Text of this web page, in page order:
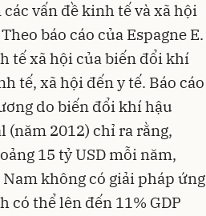
vấn đề kinh tế và xã hội
báo cáo của Espagne E.
tế xã hội của biến đổi khí
tế, xã hội đến y tế. Báo cáo
do biến đổi khí hậu
(năm 2012) chỉ ra rằng,
15 tỷ USD mỗi năm,
không có giải pháp ứng
thể lên đến 11% GDP